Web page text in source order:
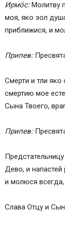
Ирмо́с:Молитву
моя, яко зол
приближися, и
Припев:
Смерти и тли яко
смертию мое
Сына Твоего,
Припев:
Дево, и
и молюся всегда,
Слава Отцу и